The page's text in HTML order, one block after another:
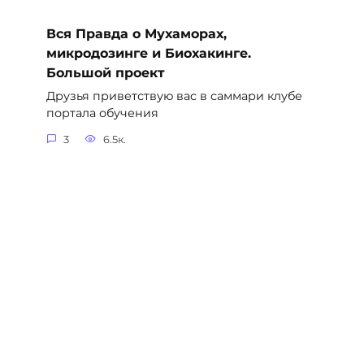
Вся Правда о Мухаморах,
микродозинге и Биохакинге.
Большой проект
Друзья приветствую вас в саммари клубе
портала обучения
3 6.5к.